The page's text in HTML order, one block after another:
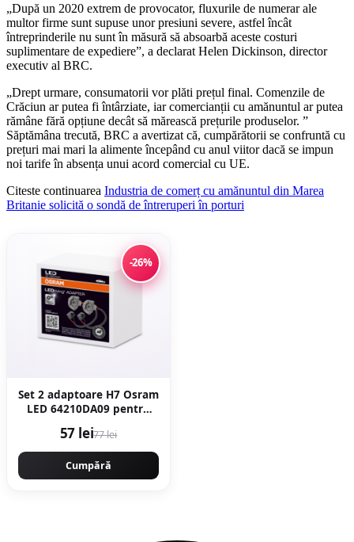
„După un 2020 extrem de provocator, fluxurile de numerar ale
multor firme sunt supuse unor presiuni severe, astfel încât
întreprinderile nu sunt în măsură să absoarbă aceste costuri
suplimentare de expediere”, a declarat Helen Dickinson, director
executiv al BRC.
„Drept urmare, consumatorii vor plăti prețul final. Comenzile de
Crăciun ar putea fi întârziate, iar comercianții cu amănuntul ar putea
rămâne fără opțiune decât să mărească prețurile produselor. ”
Săptămâna trecută, BRC a avertizat că, cumpărătorii se confruntă cu
prețuri mai mari la alimente începând cu anul viitor dacă se impun
noi tarife în absența unui acord comercial cu UE.
Citeste continuarea Industria de comerț cu amănuntul din Marea
Britanie solicită o sondă de întreruperi în porturi
-26%
Set 2 adaptoare H7 Osram
LED 64210DA09 pentru
57 lei77 lei
Cumpără